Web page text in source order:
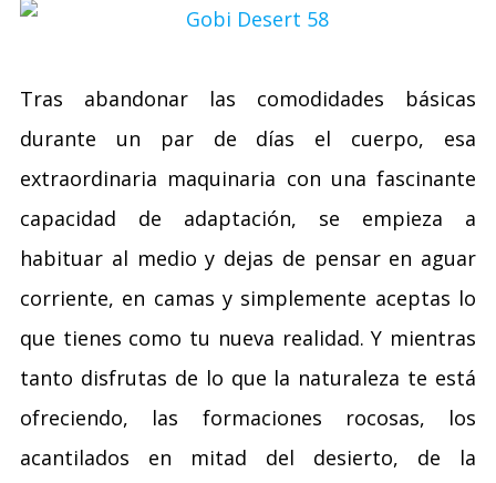
Tras abandonar las comodidades básicas
durante un par de días el cuerpo, esa
extraordinaria maquinaria con una fascinante
capacidad de adaptación, se empieza a
habituar al medio y dejas de pensar en aguar
corriente, en camas y simplemente aceptas lo
que tienes como tu nueva realidad. Y mientras
tanto disfrutas de lo que la naturaleza te está
ofreciendo, las formaciones rocosas, los
acantilados en mitad del desierto, de la